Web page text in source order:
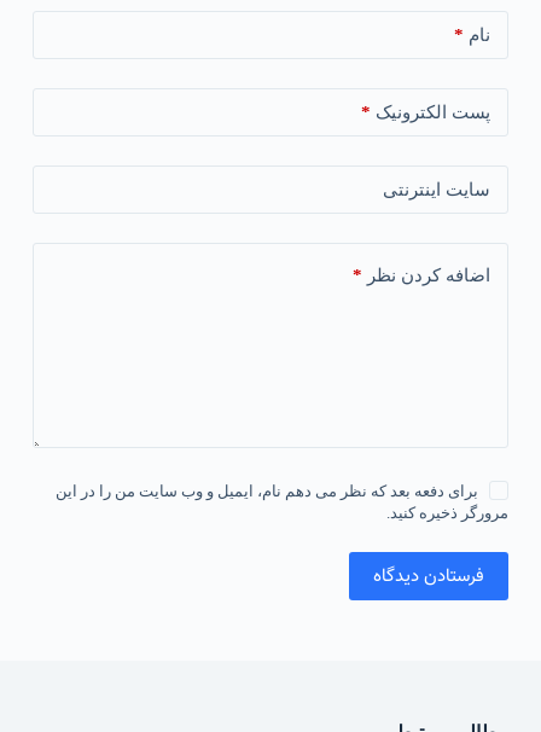
نام *
پست الکترونیک *
سایت اینترنتی
اضافه کردن نظر *
برای دفعه بعد که نظر می دهم نام، ایمیل و وب سایت من را در این
مرورگر ذخیره کنید.
فرستادن دیدگاه